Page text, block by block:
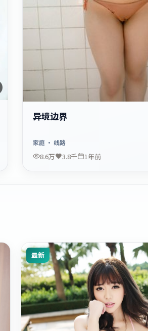
异境边界
家庭 · 线路
8.6万 3.8千 1年前
最新